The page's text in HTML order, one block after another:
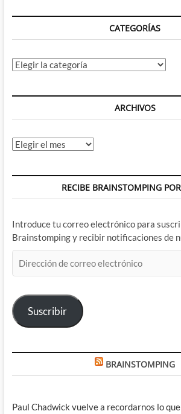
mejor
al
he
jugado
CATEGORÍAS
Categorías
ARCHIVOS
Archivos
RECIBE BRAINSTOMPING
Introduce tu correo electrónico para
Brainstomping y recibir notificaciones de
de
electrónico
Suscribir
BRAINSTOMPING
Paul Chadwick vuelve a recordarnos lo